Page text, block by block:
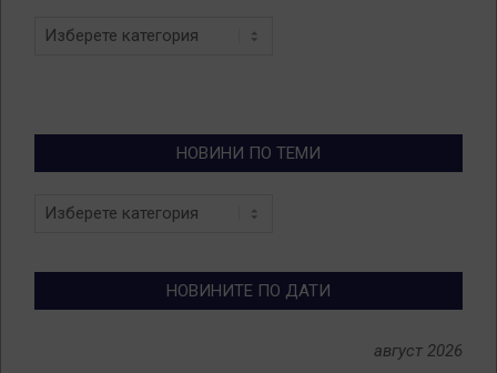
Categories
НОВИНИ ПО ТЕМИ
Новини
НОВИНИТЕ ПО ДАТИ
август 2026